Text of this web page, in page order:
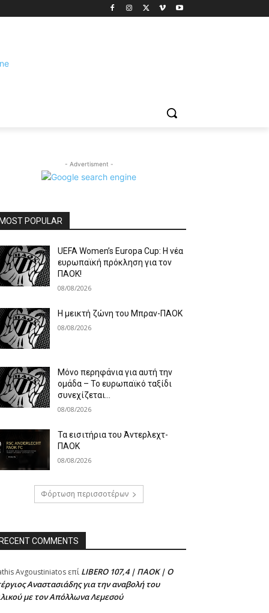
- Advertisment -
POPULAR
UEFA Women’s Europa Cup: Η νέα
ευρωπαϊκή πρόκληση για τον
ΠΑΟΚ!
08/08/2026
Η μεικτή ζώνη του Μπραν-ΠΑΟΚ
08/08/2026
Μόνο περηφάνια για αυτή την
ομάδα – Το ευρωπαϊκό ταξίδι
συνεχίζεται…
08/08/2026
Τα εισιτήρια του Άντερλεχτ-
ΠΑΟΚ
08/08/2026
Φόρτωση περισσοτέρων
COMMENTS
Avgoustiniatos επί LIBERO 107,4 | ΠΑΟΚ | Ο
Αναστασιάδης για την αναβολή του
με τον Απόλλωνα Λεμεσού